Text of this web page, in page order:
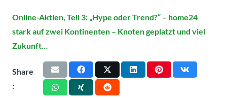
Online-Aktien, Teil 3: „Hype oder Trend?“ – home24
stark auf zwei Kontinenten – Knoten geplatzt und viel
Zukunft…
Share
: